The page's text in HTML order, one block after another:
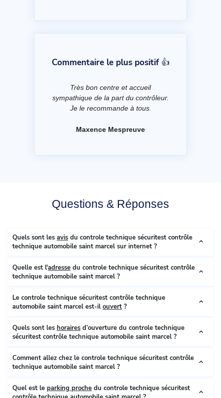
Commentaire le plus positif 👍
Très bon centre et accueil
sympathique de la part du contrôleur.
Je le recommande à tous.
Maxence Mespreuve
Questions & Réponses
Quels sont les avis du controle technique sécuritest contrôle
technique automobile saint marcel sur internet ?
Quelle est l'adresse du controle technique sécuritest contrôle
technique automobile saint marcel ?
Le controle technique sécuritest contrôle technique
automobile saint marcel est-il ouvert ?
Quels sont les horaires d’ouverture du controle technique
sécuritest contrôle technique automobile saint marcel ?
Comment allez chez le controle technique sécuritest contrôle
technique automobile saint marcel ?
Quel est le parking proche du controle technique sécuritest